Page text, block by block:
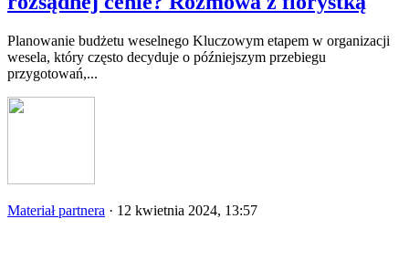
Planowanie budżetu weselnego Kluczowym etapem w organizacji
wesela, który często decyduje o późniejszym przebiegu
przygotowań,...
Materiał partnera · 12 kwietnia 2024, 13:57